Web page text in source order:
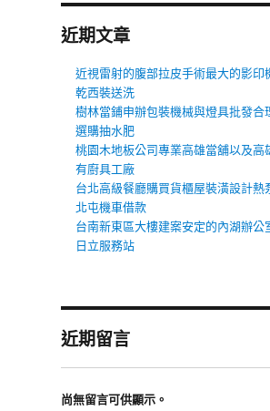
近期文章
近視雷射的腹部拉皮手術最大的影印
乾西裝送洗
樹林當鋪申辦包裝機械與燈具批發合
選購抽水肥
桃園木地板公司專業高雄當舖以及高
有廚具工廠
台北高級餐廳購買貨櫃屋裝潢設計熱
北屯機車借款
台南新東區大樓建案安定的內湖辦公
日立服務站
近期留言
尚無留言可供顯示。